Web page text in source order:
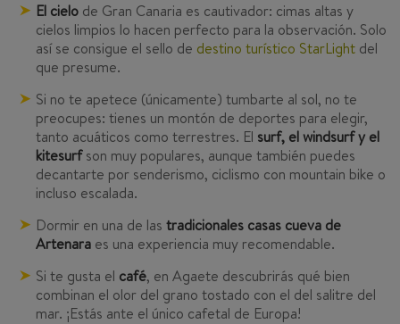
El cielo de Gran Canaria es cautivador: cimas altas y
cielos limpios lo hacen perfecto para la observación. Solo
así se consigue el sello de destino turístico StarLight del
que presume.
Si no te apetece (únicamente) tumbarte al sol, no te
preocupes: tienes un montón de deportes para elegir,
tanto acuáticos como terrestres. El surf, el windsurf y el
kitesurfson muy populares, aunque también puedes
decantarte por senderismo, ciclismo con mountain bike o
incluso escalada.
Dormir en una de las tradicionales casas cueva de
Artenara es una experiencia muy recomendable.
Si te gusta el café, en Agaete descubrirás qué bien
combinan el olor del grano tostado con el del salitre del
mar. ¡Estás ante el único cafetal de Europa!